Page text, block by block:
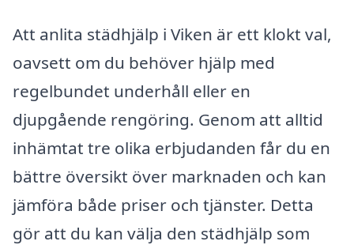
Att anlita städhjälp i Viken är ett klokt val,
oavsett om du behöver hjälp med
regelbundet underhåll eller en
djupgående rengöring. Genom att alltid
inhämtat tre olika erbjudanden får du en
bättre översikt över marknaden och kan
jämföra både priser och tjänster. Detta
gör att du kan välja den städhjälp som